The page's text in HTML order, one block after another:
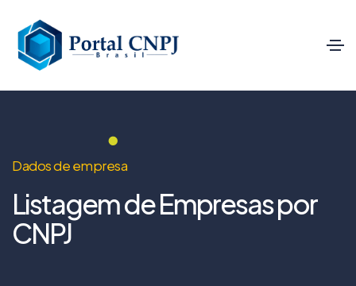
Dados de empresa
Listagem de Empresas por
CNPJ